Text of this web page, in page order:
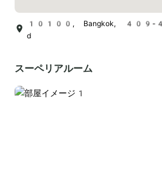
10100, Bangkok, 409-
d
スーペリアルーム